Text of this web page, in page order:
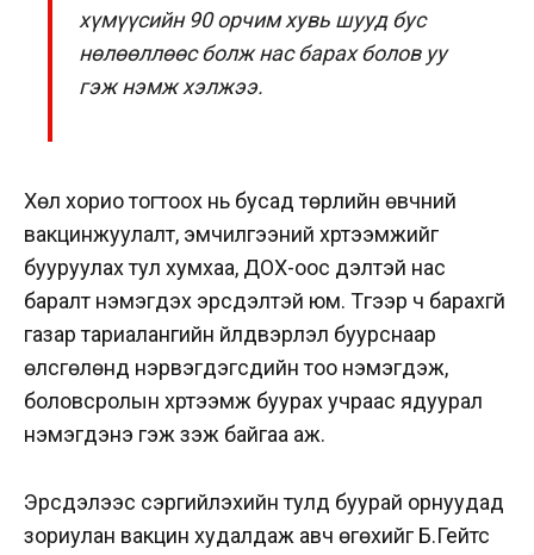
хүмүүсийн 90 орчим хувь шууд бус
нөлөөллөөс болж нас барах болов уу
гэж нэмж хэлжээ.
Хөл хорио тогтоох нь бусад төрлийн өвчний
вакцинжуулалт, эмчилгээний хүртээмжийг
бууруулах тул хумхаа, ДОХ-оос үүдэлтэй нас
баралт нэмэгдэх эрсдэлтэй юм. Түүгээр ч барахгүй
газар тариалангийн үйлдвэрлэл буурснаар
өлсгөлөнд нэрвэгдэгсдийн тоо нэмэгдэж,
боловсролын хүртээмж буурах учраас ядуурал
нэмэгдэнэ гэж үзэж байгаа аж.
Эрсдэлээс сэргийлэхийн тулд буурай орнуудад
зориулан вакцин худалдаж авч өгөхийг Б.Гейтс